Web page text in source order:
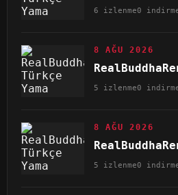
6 izlenme0
8 AĞU 2026
5 izlenme0
8 AĞU 2026
5 izlenme0